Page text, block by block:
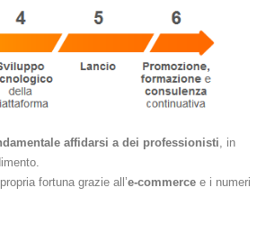
affidarsi a dei professionisti , in
fortuna grazie all’e-commercee i numeri